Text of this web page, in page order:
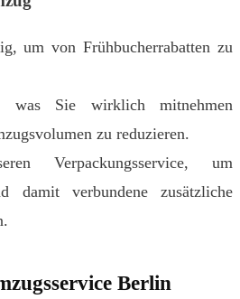
um von Frühbucherrabatten zu
was Sie wirklich mitnehmen
zu reduzieren.
Verpackungsservice, um
damit verbundene zusätzliche
Berlin